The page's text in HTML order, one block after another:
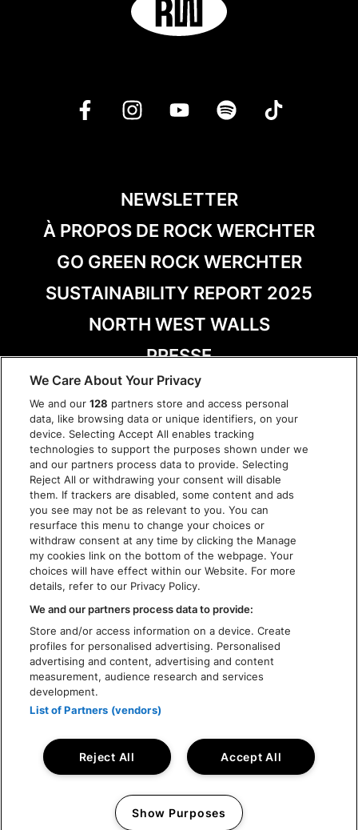
NEWSLETTER
À PROPOS DE ROCK WERCHTER
GO GREEN ROCK WERCHTER
SUSTAINABILITY REPORT 2025
NORTH WEST WALLS
PRESSE
MERCI
CONDITIONS DE VENTE
MENTIONS LÉGALES
CHARTE DE CONFIDENTIALITÉ
COOKIES
CHARTE D'ACCESSIBILITÉ
We Care About Your Privacy
We and our128 partners store and access personal
data, like browsing data or unique identifiers, on your
device. Selecting Accept All enables tracking
technologies to support the purposes shown under we
and our partners process data to provide. Selecting
Reject All or withdrawing your consent will disable
them. If trackers are disabled, some content and ads
you see may not be as relevant to you. You can
resurface this menu to change your choices or
withdraw consent at any time by clicking the Manage
my cookies link on the bottom of the webpage. Your
choices will have effect within our Website. For more
details, refer to our Privacy Policy.
We and our partners process data to provide:
Store and/or access information on a device. Create
profiles for personalised advertising. Personalised
advertising and content, advertising and content
measurement, audience research and services
development.
List of Partners (vendors)
Accept All
Reject All
Show Purposes